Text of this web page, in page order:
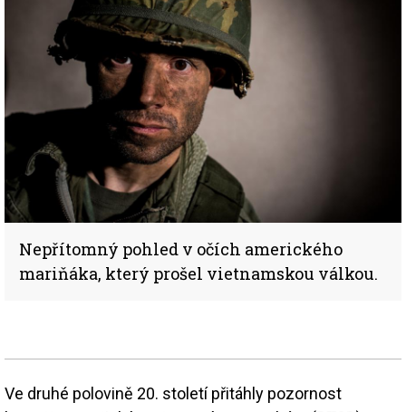
Nepřítomný pohled v očích amerického
mariňáka, který prošel vietnamskou válkou.
Ve druhé polovině 20. století přitáhly pozornost